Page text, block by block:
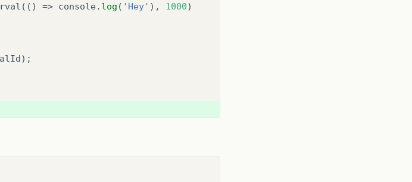
(() => console. log ( 'Hey' ), 1000)
);